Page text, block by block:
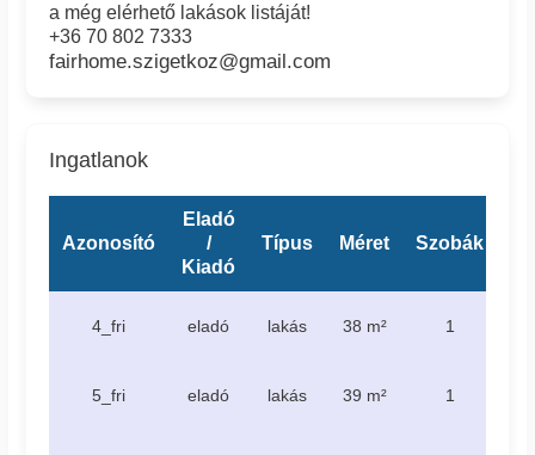
a még elérhető lakások listáját!
+36 70 802 7333
fairhome.szigetkoz@gmail.com
Ingatlanok
Azonosító
Eladó
/
Kiadó
Típus Méret Szobák
4_fri eladó lakás 38 m² 1
5_fri eladó lakás 39 m² 1